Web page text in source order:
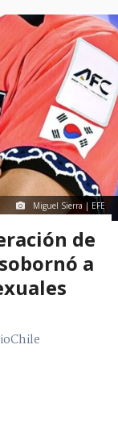
Miguel Sierra | EFE
de
a